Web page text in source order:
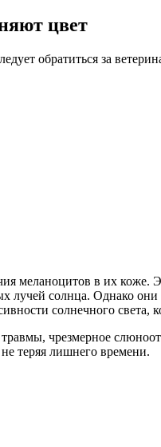
цвет
обратиться за
меланоцитов в их
лучей солнца. Однако
солнечного света,
чрезмерное
теряя лишнего времени.